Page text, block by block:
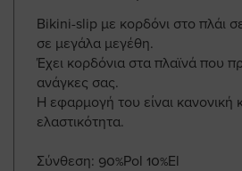
Bikini-slip με κορδόνι στο πλάι
σε μεγάλα μεγέθη.
Έχει κορδόνια στα πλαϊνά που
ανάγκες σας.
Η εφαρμογή του είναι κανονική
ελαστικότητα.
Σύνθεση: 90%Pol 10%El